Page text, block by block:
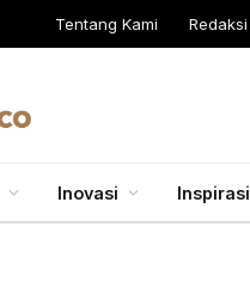
Tentang Kami Redaksi
Inovasi Inspirasi